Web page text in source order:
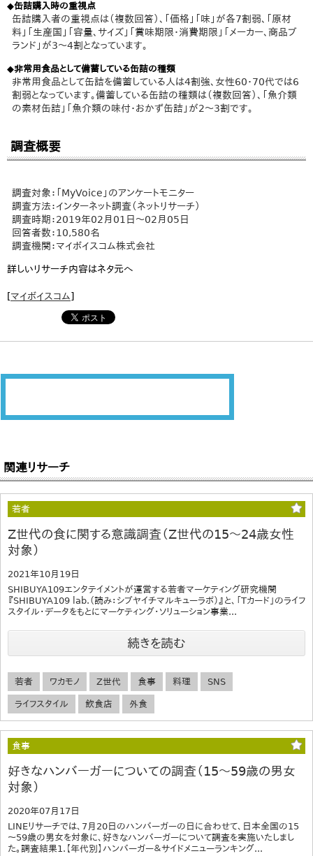
◆缶詰購入時の重視点
缶詰購入者の重視点は（複数回答）、「価格」「味」が各7割弱、「原材
料」「生産国」「容量、サイズ」「賞味期限・消費期限」「メーカー、商品ブ
ランド」が3～4割となっています。
◆非常用食品として備蓄している缶詰の種類
非常用食品として缶詰を備蓄している人は4割強、女性60・70代では6
割弱となっています。備蓄している缶詰の種類は（複数回答）、「魚介類
の素材缶詰」「魚介類の味付・おかず缶詰」が2～3割です。
調査概要
調査対象：「MyVoice」のアンケートモニター
調査方法：インターネット調査（ネットリサーチ）
調査時期：2019年02月01日～02月05日
回答者数：10,580名
調査機関：マイボイスコム株式会社
詳しいリサーチ内容はネタ元へ
[マイボイスコム]
関連リサーチ
若者
Z世代の食に関する意識調査（Z世代の15～24歳女性
対象）
2021年10月19日
SHIBUYA109エンタテイメントが運営する若者マーケティング研究機関
『SHIBUYA109 lab.（読み：シブヤイチマルキューラボ）』と、「Tカード」のライフ
スタイル・データをもとにマーケティング・ソリューション事業...
続きを読む
若者 ワカモノ Z世代 食事 料理 SNS
ライフスタイル 飲食店 外食
食事
好きなハンバーガーについての調査（15～59歳の男女
対象）
2020年07月17日
LINEリサーチでは、7月20日のハンバーガーの日に合わせて、日本全国の15
～59歳の男女を対象に、好きなハンバーガーについて調査を実施いたしまし
た。調査結果1.【年代別】ハンバーガー＆サイドメニューランキング...